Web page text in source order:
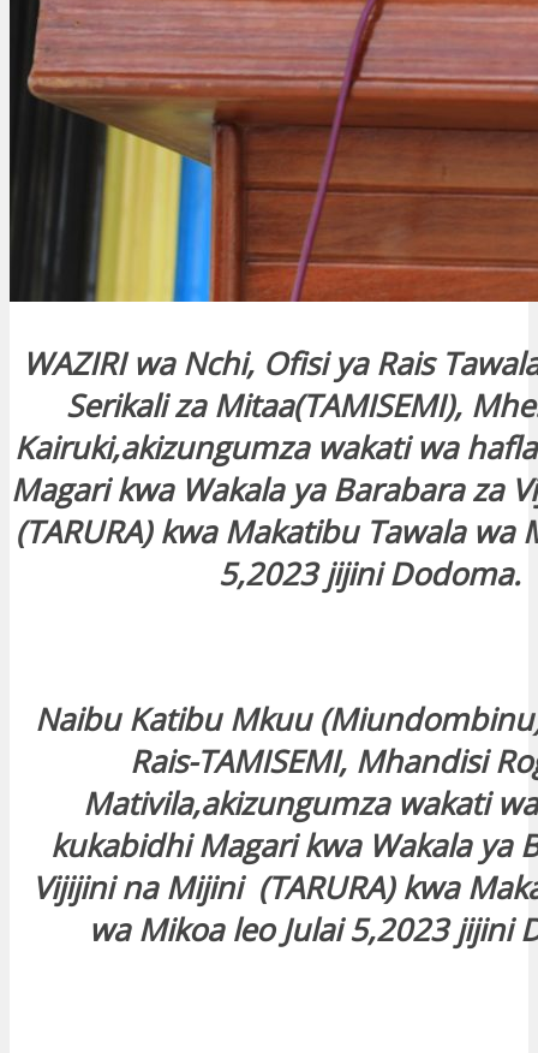
WAZIRI wa Nchi, Ofisi ya Rais
Serikali za Mitaa(TAMISEMI),
Kairuki,akizungumza wakati wa
Magari kwa Wakala ya Barabara za
(TARURA) kwa Makatibu Tawala wa
5,2023 jijini Dodoma.
Naibu Katibu Mkuu
Rais-TAMISEMI, Mhandisi
Mativila,akizungumza wakati
kukabidhi Magari kwa Wakala ya
Vijijini na Mijini (TARURA) kwa
wa Mikoa leo Julai 5,2023 jijini